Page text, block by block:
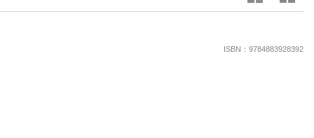
ISBN：9784883928392